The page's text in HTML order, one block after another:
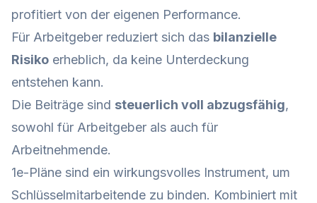
profitiert von der eigenen Performance.
Für Arbeitgeber reduziert sich das bilanzielle
Risiko erheblich, da keine Unterdeckung
entstehen kann.
Die Beiträge sind steuerlich voll abzugsfähig,
sowohl für Arbeitgeber als auch für
Arbeitnehmende.
1e-Pläne sind ein wirkungsvolles Instrument, um
Schlüsselmitarbeitende zu binden. Kombiniert mit